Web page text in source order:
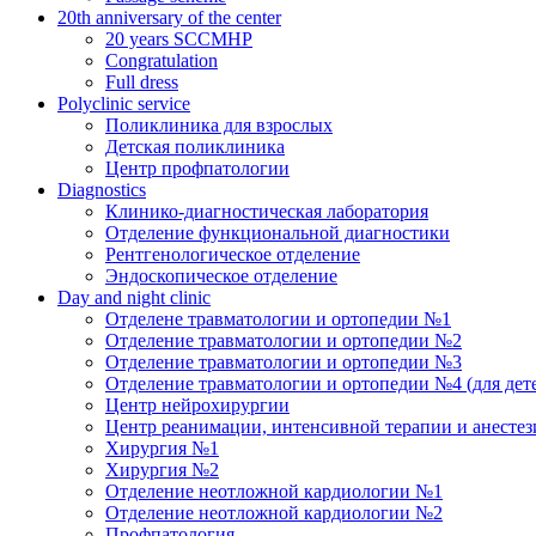
20th anniversary of the center
20 years SCCMHP
Congratulation
Full dress
Polyclinic service
Поликлиника для взрослых
Детская поликлиника
Центр профпатологии
Diagnostics
Клинико-диагностическая лаборатория
Отделение функциональной диагностики
Рентгенологическое отделение
Эндоскопическое отделение
Day and night clinic
Отделене травматологии и ортопедии №1
Отделение травматологии и ортопедии №2
Отделение травматологии и ортопедии №3
Отделение травматологии и ортопедии №4 (для
Центр нейрохирургии
Центр реанимации, интенсивной терапии и
Хирургия №1
Хирургия №2
Отделение неотложной кардиологии №1
Отделение неотложной кардиологии №2